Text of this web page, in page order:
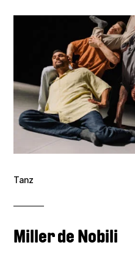
Tanz
Miller de Nobili